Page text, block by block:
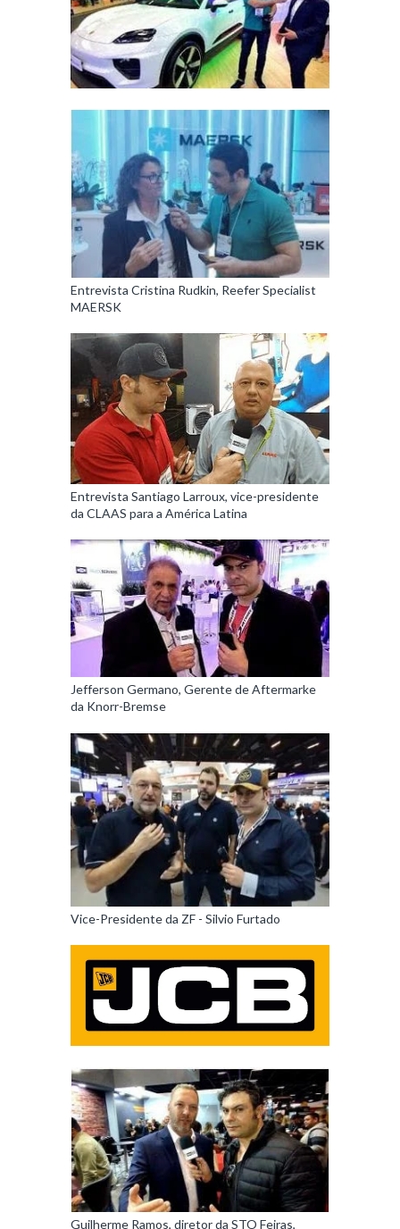
Entrevista Cristina Rudkin, Reefer Specialist
MAERSK
Entrevista Santiago Larroux, vice-presidente
da CLAAS para a América Latina
Jefferson Germano, Gerente de Aftermarke
da Knorr-Bremse
Vice-Presidente da ZF - Silvio Furtado
Guilherme Ramos, diretor da STO Feiras,